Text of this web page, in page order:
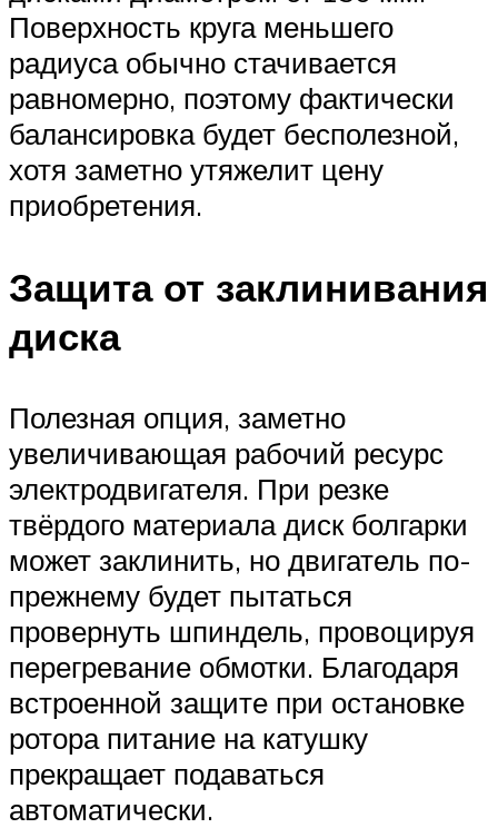
Поверхность круга меньшего
радиуса обычно стачивается
равномерно, поэтому фактически
балансировка будет бесполезной,
хотя заметно утяжелит цену
приобретения.
Защита от заклинивания
диска
Полезная опция, заметно
увеличивающая рабочий ресурс
электродвигателя. При резке
твёрдого материала диск болгарки
может заклинить, но двигатель по-
прежнему будет пытаться
провернуть шпиндель, провоцируя
перегревание обмотки. Благодаря
встроенной защите при остановке
ротора питание на катушку
прекращает подаваться
автоматически.